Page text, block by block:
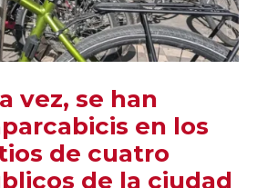
vez, se han
en los
de cuatro
de la ciudad